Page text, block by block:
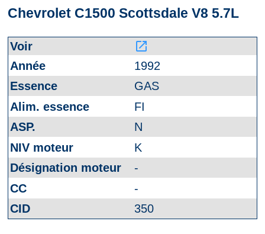
Chevrolet C1500 Scottsdale V8 5.7L
launch
1992
GAS
FI
N
K
-
-
350